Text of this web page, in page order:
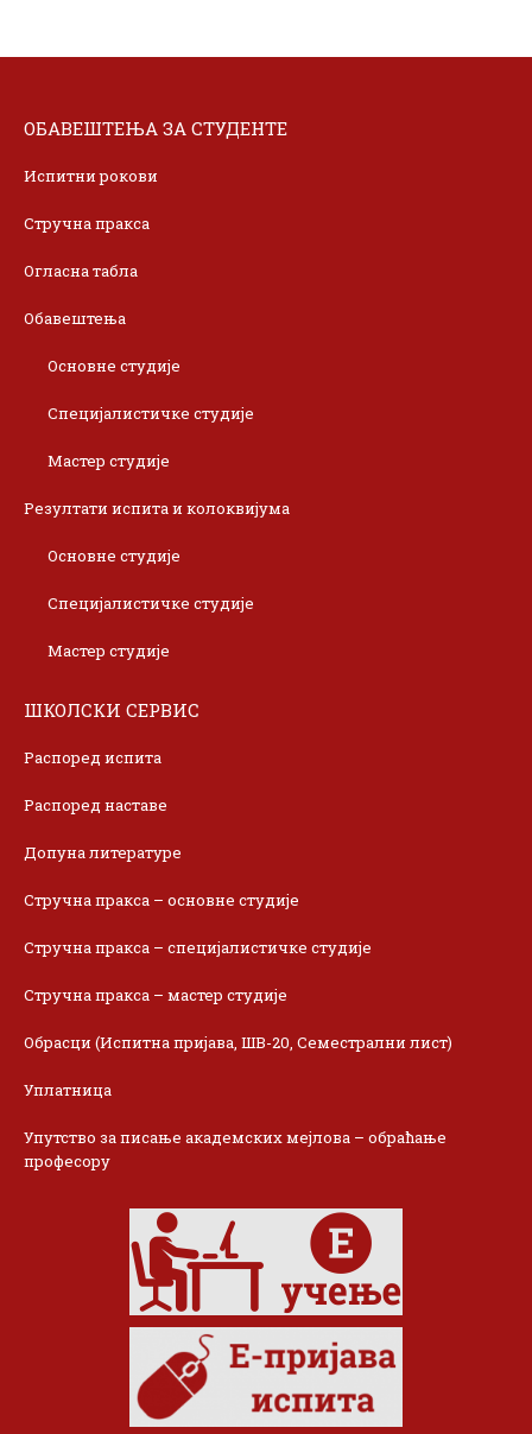
ОБАВЕШТЕЊА ЗА СТУДЕНТЕ
Испитни рокови
Стручна пракса
Огласна табла
Обавештења
Основне студије
Специјалистичке студије
Мастер студије
Резултати испита и колоквијума
Основне студије
Специјалистичке студије
Мастер студије
ШКОЛСКИ СЕРВИС
Распоред испита
Распоред наставе
Допуна литературе
Стручна пракса – основне студије
Стручна пракса – специјалистичке студије
Стручна пракса – мастер студије
Обрасци (Испитна пријава, ШВ-20, Семестрални лист)
Уплатница
Упутство за писање академских мејлова – обраћање
професору